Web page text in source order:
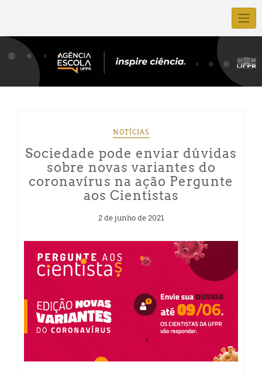
NOTÍCIAS
Sociedade pode enviar dúvidas
sobre novas variantes do
coronavírus na ação Pergunte
aos Cientistas
2 de junho de 2021